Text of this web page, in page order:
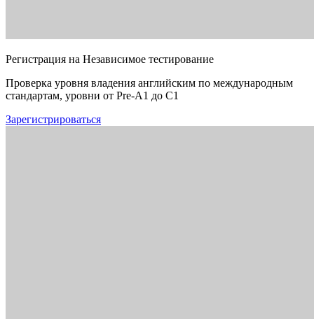
Регистрация на Независимое тестирование
Проверка уровня владения английским по международным
стандартам, уровни от Pre-A1 до C1
Зарегистрироваться